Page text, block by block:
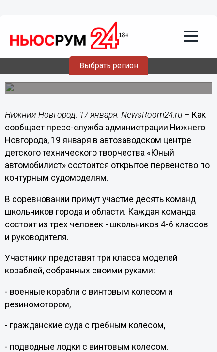
Выбрать регион
Самоходные модели военных и гражданских судов,
подводных лодок будут запущены в техническом
бассейне.
Нижний Новгород. 17 января. NewsRoom24.ru – Как
сообщает пресс-служба администрации Нижнего
Новгорода, 19 января в автозаводском центре
детского технического творчества «Юный
автомобилист» состоится открытое первенство по
контурным судомоделям.
В соревновании примут участие десять команд
школьников города и области. Каждая команда
состоит из трех человек - школьников 4-6 классов
и руководителя.
Участники представят три класса моделей
кораблей, собранных своими руками:
- военные корабли с винтовым колесом и
резиномотором,
- гражданские суда с гребным колесом,
- подводные лодки с винтовым колесом.